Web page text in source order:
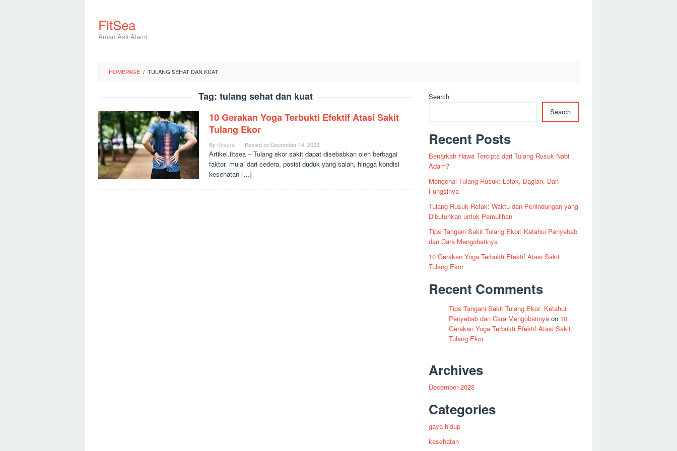
contentFitSea
Aman Asli Alami
HOMEPAGE / TULANG SEHAT DAN KUAT
Tag:tulang sehat dan kuat
10 Gerakan Yoga Terbukti Efektif Atasi Sakit
Tulang Ekor
By Khayra Posted on December 14, 2023
Artikel.fitsea – Tulang ekor sakit dapat disebabkan oleh berbagai
faktor, mulai dari cedera, posisi duduk yang salah, hingga kondisi
kesehatan […]
Search
Search
Recent Posts
Benarkah Hawa Tercipta dari Tulang Rusuk Nabi
Adam?
Mengenal Tulang Rusuk: Letak, Bagian, Dan
Fungsinya
Tulang Rusuk Retak: Waktu dan Perlindungan yang
Dibutuhkan untuk Pemulihan
Tips Tangani Sakit Tulang Ekor: Ketahui Penyebab
dan Cara Mengobatinya
10 Gerakan Yoga Terbukti Efektif Atasi Sakit
Tulang Ekor
Recent Comments
Tips Tangani Sakit Tulang Ekor: Ketahui
Penyebab dan Cara Mengobatinya on 10
Gerakan Yoga Terbukti Efektif Atasi Sakit
Tulang Ekor
Archives
December 2023
Categories
gaya hidup
kesehatan